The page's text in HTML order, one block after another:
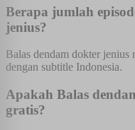
Berapa jumlah
jenius?
Balas dendam dokter jenius
dengan subtitle Indonesia.
Apakah Balas
gratis?